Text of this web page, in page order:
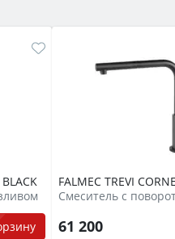
FALMEC TREVI
Смеситель с
61 200